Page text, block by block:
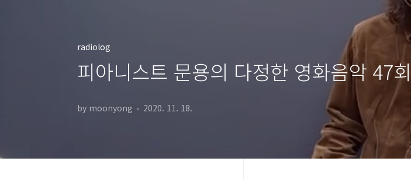
radiolog
피아니스트 문용의 다정한 영화음악 47회
by moonyong 2020. 11. 18.